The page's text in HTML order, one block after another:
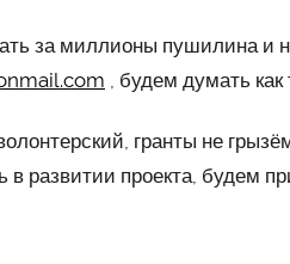
за миллионы пушилина и
, будем думать
гранты не
в развитии проекта, будем